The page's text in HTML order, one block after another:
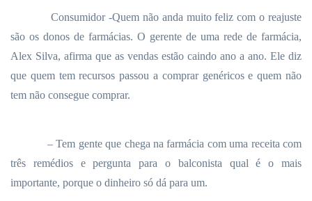
Consumidor -Quem não anda muito feliz com o reajuste
são os donos de farmácias. O gerente de uma rede de farmácia,
Alex Silva, afirma que as vendas estão caindo ano a ano. Ele diz
que quem tem recursos passou a comprar genéricos e quem não
tem não consegue comprar.
– Tem gente que chega na farmácia com uma receita com
três remédios e pergunta para o balconista qual é o mais
importante, porque o dinheiro só dá para um.